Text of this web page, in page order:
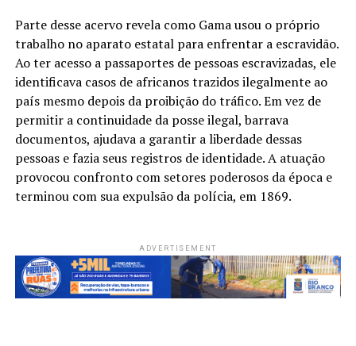
Parte desse acervo revela como Gama usou o próprio
trabalho no aparato estatal para enfrentar a escravidão.
Ao ter acesso a passaportes de pessoas escravizadas, ele
identificava casos de africanos trazidos ilegalmente ao
país mesmo depois da proibição do tráfico. Em vez de
permitir a continuidade da posse ilegal, barrava
documentos, ajudava a garantir a liberdade dessas
pessoas e fazia seus registros de identidade. A atuação
provocou confronto com setores poderosos da época e
terminou com sua expulsão da polícia, em 1869.
ADVERTISEMENT